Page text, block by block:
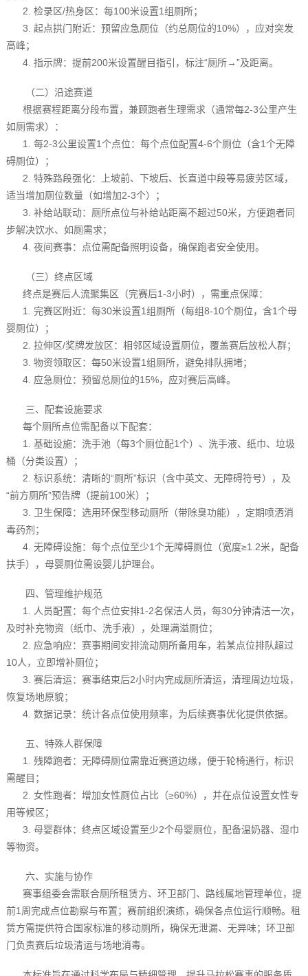
2. 检录区/热身区：每100米设置1组厕所；
3. 起点拱门附近：预留应急厕位（约总厕位的10%），应对突发
高峰；
4. 指示牌：提前200米设置醒目指引，标注“厕所→”及距离。
（二）沿途赛道
根据赛程距离分段布置，兼顾跑者生理需求（通常每2-3公里产生
如厕需求）：
1. 每2-3公里设置1个点位：每个点位配置4-6个厕位（含1个无障
碍厕位）；
2. 特殊路段强化：上坡前、下坡后、长直道中段等易疲劳区域，
适当增加厕位数量（如增加2-3个）；
3. 补给站联动：厕所点位与补给站距离不超过50米，方便跑者同
步解决饮水、如厕需求；
4. 夜间赛事：点位需配备照明设备，确保跑者安全使用。
（三）终点区域
终点是赛后人流聚集区（完赛后1-3小时），需重点保障：
1. 完赛区附近：每30米设置1组厕所（每组8-10个厕位，含1个母
婴厕位）；
2. 拉伸区/奖牌发放区：相邻区域设置厕位，覆盖赛后放松人群；
3. 物资领取区：每50米设置1组厕所，避免排队拥堵；
4. 应急厕位：预留总厕位的15%，应对赛后高峰。
三、配套设施要求
每个厕所点位需配备以下配套：
1. 基础设施：洗手池（每3个厕位配1个）、洗手液、纸巾、垃圾
桶（分类设置）；
2. 标识系统：清晰的“厕所”标识（含中英文、无障碍符号），及
“前方厕所”预告牌（提前100米）；
3. 卫生保障：选用环保型移动厕所（带除臭功能），定期喷洒消
毒药剂；
4. 无障碍设施：每个点位至少1个无障碍厕位（宽度≥1.2米，配备
扶手），母婴厕位需设婴儿护理台。
四、管理维护规范
1. 人员配置：每个点位安排1-2名保洁人员，每30分钟清洁一次，
及时补充物资（纸巾、洗手液），处理满溢厕位；
2. 应急响应：赛事期间安排流动厕所备用车，若某点位排队超过
10人，立即增补厕位；
3. 赛后清运：赛事结束后2小时内完成厕所清运，清理周边垃圾，
恢复场地原貌；
4. 数据记录：统计各点位使用频率，为后续赛事优化提供依据。
五、特殊人群保障
1. 残障跑者：无障碍厕位需靠近赛道边缘，便于轮椅通行，标识
需醒目；
2. 女性跑者：增加女性厕位占比（≥60%），并在点位设置女性专
用等候区；
3. 母婴群体：终点区域设置至少2个母婴厕位，配备温奶器、湿巾
等物资。
六、实施与协作
赛事组委会需联合厕所租赁方、环卫部门、路线属地管理单位，提
前1周完成点位勘察与布置；赛前组织演练，确保各点位运行顺畅。租
赁方需提供符合国家标准的移动厕所，确保无泄漏、无异味；环卫部
门负责赛后垃圾清运与场地消毒。